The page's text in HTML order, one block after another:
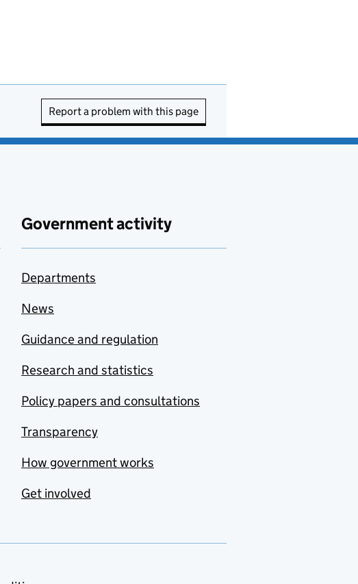
Report a problem with this page
Government activity
Departments
News
Guidance and regulation
Research and statistics
Policy papers and consultations
Transparency
How government works
Get involved